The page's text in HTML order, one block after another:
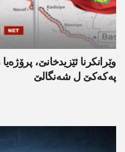
وێرانکرنا ئێزیدخانێ،
پەکەکێ ل شەنگالێ